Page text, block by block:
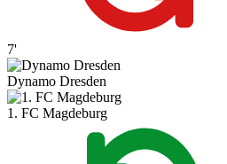
7'
Dynamo Dresden
1. FC Magdeburg